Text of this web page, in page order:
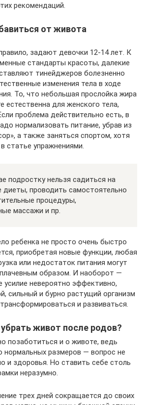
рекомендаций.
от живота
задают девочки 12-14 лет. К
стандарты красоты, далекие
тинейджеров болезненно
изменения тела в ходе
То, что небольшая прослойка жира
естественна для женского тела,
проблема действительно есть, в
нормализовать питание, убрав из
а также заняться спортом, хотя
статье упражнениями.
подростку нельзя садиться на
диеты, проводить самостоятельно
процедуры,
массажи и пр.
ребенка не просто очень быстро
приобретая новые функции, любая
или недостаток питания могут
образом. И наоборот —
усилие невероятно эффективно,
сильный и бурно растущий организм
и развиваться.
живот после родов?
позаботиться и о животе, ведь
нормальных размеров — вопрос не
и здоровья. Но ставить себе столь
неразумно.
трех дней сокращается до своих